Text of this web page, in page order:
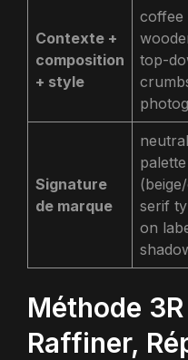
Contexte +
composition
+ style
coffee
top-
Signature
de marque
palette
serif
on
Méthode
Raffiner,